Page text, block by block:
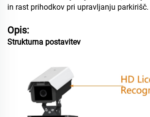
in rast prihodkov pri upravljanju parkirišč.
Opis:
Strukturna postavitev